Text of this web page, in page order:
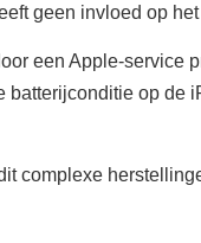
geen invloed op
een Apple-service
op de
complexe